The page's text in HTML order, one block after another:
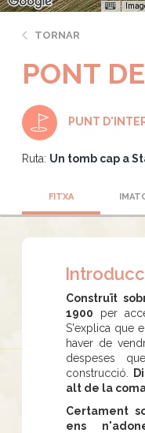
TORNAR
PONT
PUNT
Ruta: Un tomb cap a
FITXA
Construït
1900 per
S'explica que
haver de
despeses
construcció.
alt de la
Certament
ens